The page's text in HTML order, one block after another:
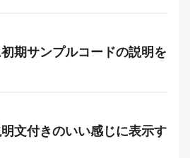
期サンプルコードの説明を
文付きのいい感じに表示す